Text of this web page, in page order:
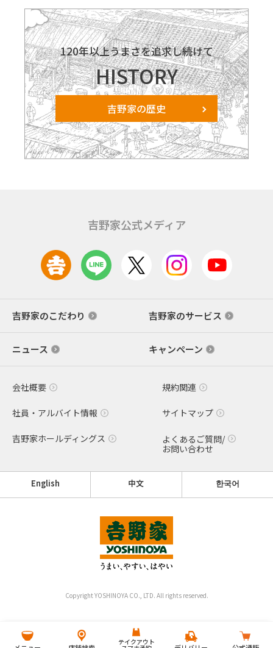
120年以上うまさを追求し続けて
HISTORY
吉野家の歴史
テイクアウト
吉野家公式メディア
吉野家のこだわり 吉野家のサービス
ニュース キャンペーン
会社概要 規約関連
社員・アルバイト情報 サイトマップ
吉野家ホールディングス
よくあるご質問/
お問い合わせ
English 中文 한국어
Copyright YOSHINOYA CO., LTD. All rights reserved.